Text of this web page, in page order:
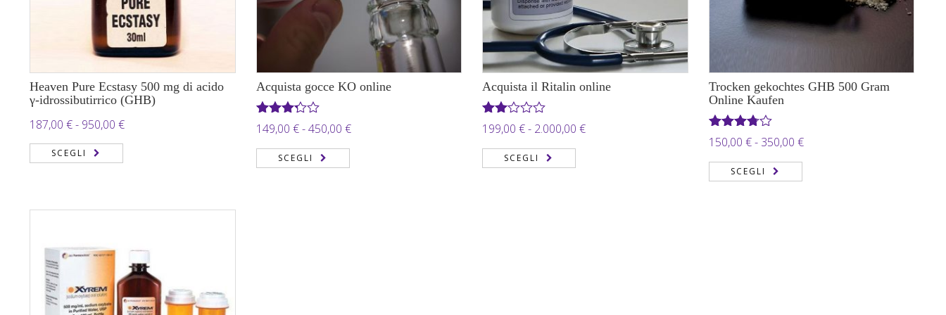
Heaven Pure Ecstasy 500 mg di acido
γ-idrossibutirrico (GHB)
187,00 €- 950,00 €Fascia
187,00 €
950,00 €
SCEGLI
Acquista gocce KO online
Valutato
3.22
su 5
149,00 € - 450,00 €Fascia
SCEGLI
Acquista il Ritalin online
Valutato
2.00
su
199,00 €- 2.000,00 €Fascia
SCEGLI
Trocken gekochtes GHB 500 Gram
Online Kaufen
Valutato
3.71su
5
150,00 € - 350,00 €Fascia
SCEGLI